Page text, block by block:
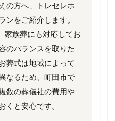
の方へ、トレセレホ
ンをご紹介します。
家族葬にも対応してお
のバランスを取りた
葬式は地域によって
なるため、町田市で
数の葬儀社の費用や
くと安心です。